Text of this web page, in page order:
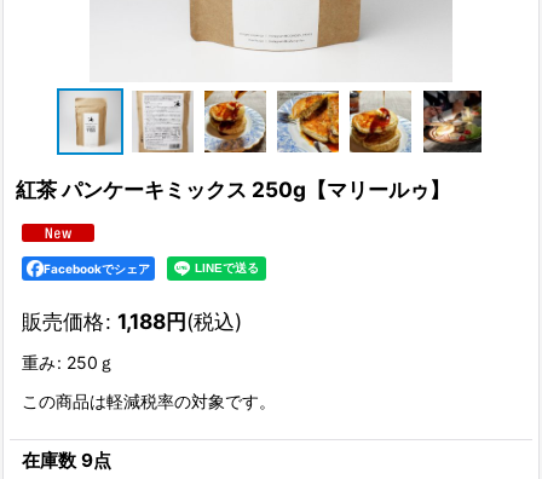
紅茶 パンケーキミックス 250g【マリールゥ】
Facebookでシェア
販売価格: 1,188円(税込)
重み: 250ｇ
この商品は軽減税率の対象です。
在庫数 9点